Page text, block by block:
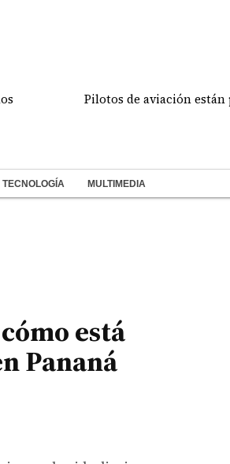
Pilotos de aviación están
TECNOLOGÍA MULTIMEDIA
está
Pananá